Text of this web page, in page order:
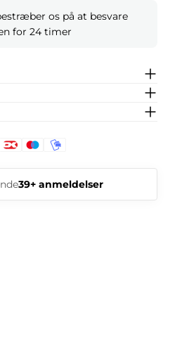
os på at besvare
for 24 timer
39+ anmeldelser